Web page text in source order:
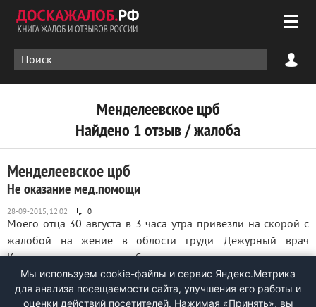
Менделеевское црб
Найдено 1 отзыв / жалоба
Менделеевское црб
Не оказание мед.помощи
0
Моего отца 30 августа в 3 часа утра привезли на скорой с
жалобой на жение в облости груди. Дежурный врач
Костина не проведя обследования поставила деагноз
грудной остехандроз ос отпускают домой. Придя домой
мой отец умирает от сердечного приступа. Прошу вас
Мы используем cookie-файлы и сервис Яндекс.Метрика
для анализа посещаемости сайта, улучшения его работы и
оценки действий посетителей. Нажимая «Принять», вы